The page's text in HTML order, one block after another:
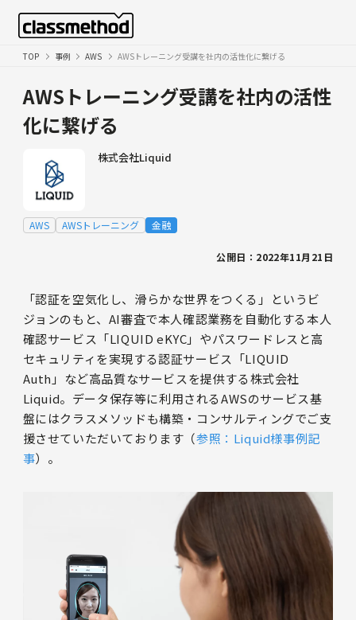
TOP 事例 AWS AWSトレーニング受講を社内の活性化に繋げる
AWSトレーニング受講を社内の活性
化に繋げる
株式会社Liquid
AWS AWSトレーニング 金融
公開日：2022年11月21日
「認証を空気化し、滑らかな世界をつくる」というビ
ジョンのもと、AI審査で本人確認業務を自動化する本人
確認サービス「LIQUID eKYC」やパスワードレスと高
セキュリティを実現する認証サービス「LIQUID
Auth」など高品質なサービスを提供する株式会社
Liquid。データ保存等に利用されるAWSのサービス基
盤にはクラスメソッドも構築・コンサルティングでご支
援させていただいております（参照：Liquid様事例記
事）。